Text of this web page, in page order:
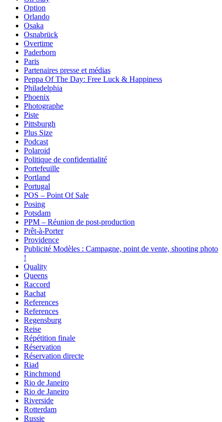
Option
Orlando
Osaka
Osnabrück
Overtime
Paderborn
Paris
Partenaires presse et médias
Peppa Of The Day: Free Luck & Happiness
Philadelphia
Phoenix
Photographe
Piste
Pittsburgh
Plus Size
Podcast
Polaroid
Politique de confidentialité
Portefeuille
Portland
Portugal
POS – Point Of Sale
Posing
Potsdam
PPM – Réunion de post-production
Prêt-à-Porter
Providence
Publicité Modèles : Campagne, point de vente, shooting photo
!
Quality
Queens
Raccord
Rachat
References
References
Regensburg
Reise
Répétition finale
Réservation
Réservation directe
Riad
Rinchmond
Rio de Janeiro
Rio de Janeiro
Riverside
Rotterdam
Russie